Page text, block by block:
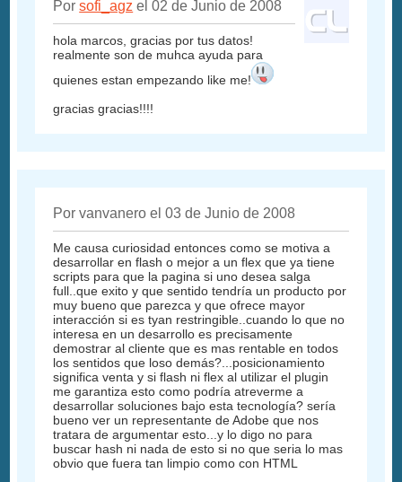
Porsofi_agz el 02 de Junio de 2008
hola marcos, gracias por tus datos!
realmente son de muhca ayuda para
quienes estan empezando like me!
gracias gracias!!!!
Por vanvanero el 03 de Junio de 2008
Me causa curiosidad entonces como se motiva a
desarrollar en flash o mejor a un flex que ya tiene
scripts para que la pagina si uno desea salga
full..que exito y que sentido tendría un producto por
muy bueno que parezca y que ofrece mayor
interacción si es tyan restringible..cuando lo que no
interesa en un desarrollo es precisamente
demostrar al cliente que es mas rentable en todos
los sentidos que loso demás?...posicionamiento
significa venta y si flash ni flex al utilizar el plugin
me garantiza esto como podría atreverme a
desarrollar soluciones bajo esta tecnología? sería
bueno ver un representante de Adobe que nos
tratara de argumentar esto...y lo digo no para
buscar hash ni nada de esto si no que seria lo mas
obvio que fuera tan limpio como con HTML